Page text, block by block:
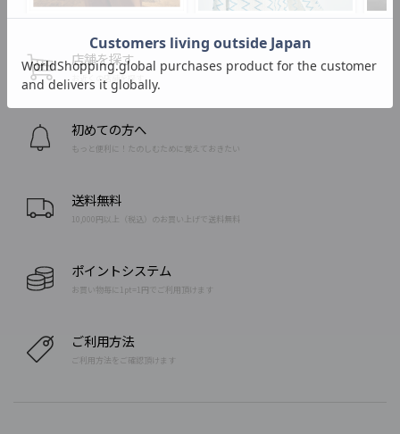
店舗を探す
お近くの店舗を探す
初めての方へ
もっと便利に！たのしむために覚えておきたい
送料無料
10,000円以上（税込）のお買い上げで送料無料
ポイントシステム
お買い物毎に1pt=1円でご利用頂けます
ご利用方法
ご利用方法をご確認頂けます